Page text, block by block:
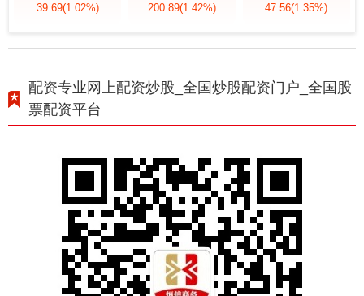
39.69(1.02%) 200.89(1.42%) 47.56(1.35%)
配资专业网上配资炒股_全国炒股配资门户_全国股
票配资平台